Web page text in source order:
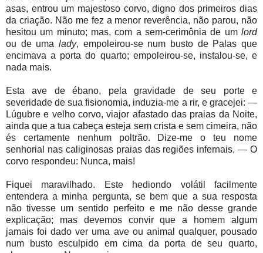
asas, entrou um majestoso corvo, digno dos primeiros dias
da criação. Não me fez a menor reverência, não parou, não
hesitou um minuto; mas, com a sem-cerimônia de um lord
ou de uma lady, empoleirou-se num busto de Palas que
encimava a porta do quarto; empoleirou-se, instalou-se, e
nada mais.
Esta ave de ébano, pela gravidade de seu porte e
severidade de sua fisionomia, induzia-me a rir, e gracejei: —
Lúgubre e velho corvo, viajor afastado das praias da Noite,
ainda que a tua cabeça esteja sem crista e sem cimeira, não
és certamente nenhum poltrão. Dize-me o teu nome
senhorial nas caliginosas praias das regiões infernais. — O
corvo respondeu: Nunca, mais!
Fiquei maravilhado. Este hediondo volátil facilmente
entendera a minha pergunta, se bem que a sua resposta
não tivesse um sentido perfeito e me não desse grande
explicação; mas devemos convir que a homem algum
jamais foi dado ver uma ave ou animal qualquer, pousado
num busto esculpido em cima da porta de seu quarto,